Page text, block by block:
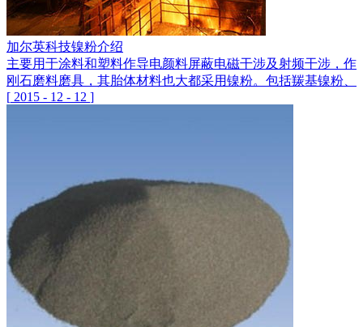
加尔英科技镍粉介绍
主要用于涂料和塑料作导电颜料屏蔽电磁干涉及射频干涉，
刚石磨料磨具，其胎体材料也大都采用镍粉。包括羰基镍粉、
[ 2015 - 12 - 12 ]